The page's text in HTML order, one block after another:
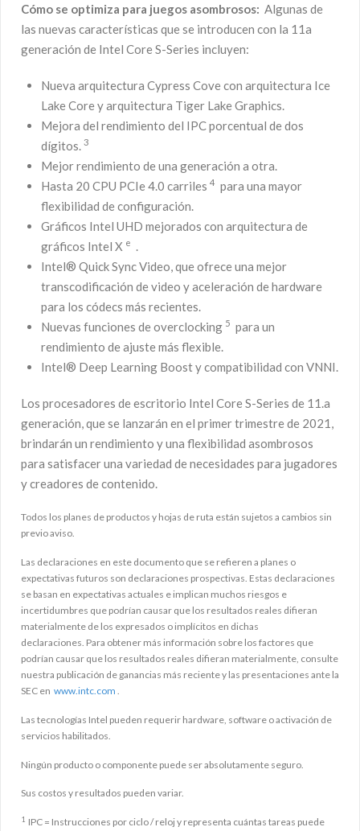
Cómo se optimiza para juegos asombrosos: Algunas de
las nuevas características que se introducen con la 11a
generación de Intel Core S-Series incluyen:
Nueva arquitectura Cypress Cove con arquitectura Ice
Lake Core y arquitectura Tiger Lake Graphics.
Mejora del rendimiento del IPC porcentual de dos
dígitos. 3
Mejor rendimiento de una generación a otra.
Hasta 20 CPU PCIe 4.0 carriles 4 para una mayor
flexibilidad de configuración.
Gráficos Intel UHD mejorados con arquitectura de
gráficos Intel X e
.
Intel® Quick Sync Video, que ofrece una mejor
transcodificación de video y aceleración de hardware
para los códecs más recientes.
Nuevas funciones de overclocking 5 para un
rendimiento de ajuste más flexible.
Intel® Deep Learning Boost y compatibilidad con VNNI.
Los procesadores de escritorio Intel Core S-Series de 11.a
generación, que se lanzarán en el primer trimestre de 2021,
brindarán un rendimiento y una flexibilidad asombrosos
para satisfacer una variedad de necesidades para jugadores
y creadores de contenido.
Todos los planes de productos y hojas de ruta están sujetos a cambios sin
previo aviso.
Las declaraciones en este documento que se refieren a planes o
expectativas futuros son declaraciones prospectivas. Estas declaraciones
se basan en expectativas actuales e implican muchos riesgos e
incertidumbres que podrían causar que los resultados reales difieran
materialmente de los expresados ​​o implícitos en dichas
declaraciones. Para obtener más información sobre los factores que
podrían causar que los resultados reales difieran materialmente, consulte
nuestra publicación de ganancias más reciente y las presentaciones ante la
SEC en www.intc.com .
Las tecnologías Intel pueden requerir hardware, software o activación de
servicios habilitados.
Ningún producto o componente puede ser absolutamente seguro.
Sus costos y resultados pueden variar.
1 IPC = Instrucciones por ciclo / reloj y representa cuántas tareas puede